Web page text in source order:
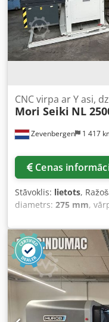
Zevenbergen 1 417
CNC virpa ar Y asi,
Mori Seiki NL
Cenas
Stāvoklis: lietots,
diametrs: 275 mm,
4 000
distance:260 mm, Z
mm, kopējais
4 339 mm, kopējais
7 600 kg, Aprīkojums:
Mori Seiki NL 2500 SY
instrumentiem un otro
(mitsubishi 720 BM)
Vārpstas cauruma